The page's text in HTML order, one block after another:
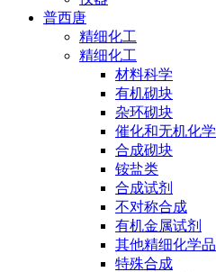
普西唐
精细化工
精细化工
材料科学
有机砌块
杂环砌块
催化和无机化学
合成砌块
铵盐类
合成试剂
不对称合成
有机金属试剂
其他精细化学品
特殊合成